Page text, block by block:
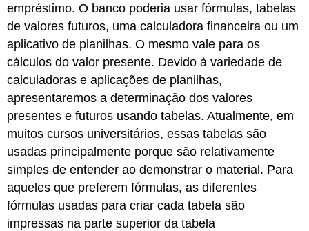
empréstimo. O banco poderia usar fórmulas, tabelas
de valores futuros, uma calculadora financeira ou um
aplicativo de planilhas. O mesmo vale para os
cálculos do valor presente. Devido à variedade de
calculadoras e aplicações de planilhas,
apresentaremos a determinação dos valores
presentes e futuros usando tabelas. Atualmente, em
muitos cursos universitários, essas tabelas são
usadas principalmente porque são relativamente
simples de entender ao demonstrar o material. Para
aqueles que preferem fórmulas, as diferentes
fórmulas usadas para criar cada tabela são
impressas na parte superior da tabela